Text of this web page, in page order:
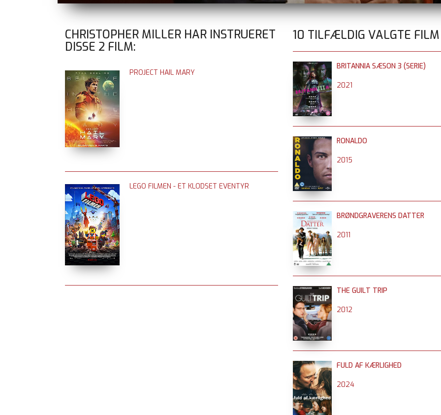
CHRISTOPHER MILLER HAR INSTRUERET
DISSE 2 FILM:
PROJECT HAIL MARY
LEGO FILMEN - ET KLODSET EVENTYR
10 TILFÆLDIG VALGTE FILM
BRITANNIA SÆSON 3 (SERIE)
2021
RONALDO
2015
BRØNDGRAVERENS DATTER
2011
THE GUILT TRIP
2012
FULD AF KÆRLIGHED
2024